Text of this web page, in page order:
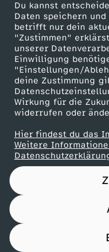
Du kannst
Daten speichern
betrifft nur dein
"Zustimmen"
unserer
Einwilligung
"Einstellungen/
deine Zustimmung
Wirkung für die
widerrufen oder
Hier findest du das
Weitere
67 KB (PDF)
Herunterladen
66 KB (PDF)
Beef Tri-Tip mit
Herunterladen
21 KB (PDF)
Panettone-Pudding
Pfannkuchen-